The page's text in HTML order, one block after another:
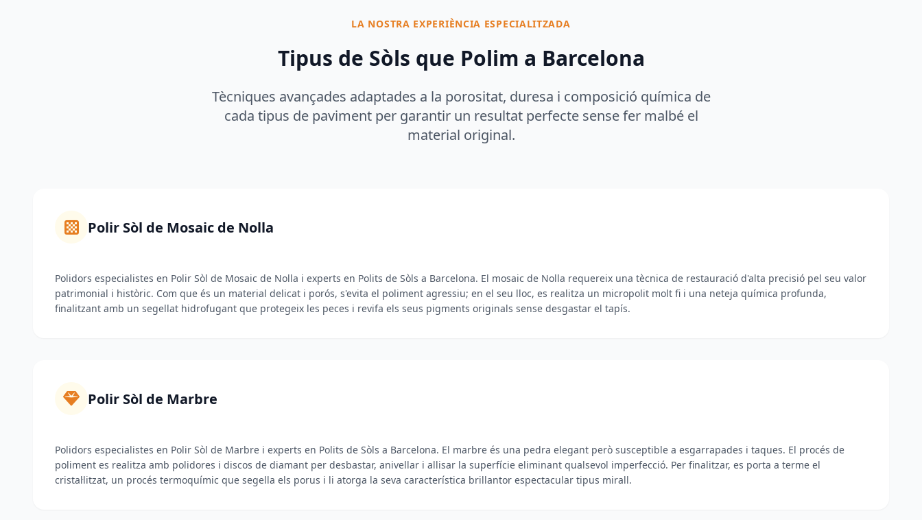
LA NOSTRA EXPERIÈNCIA ESPECIALITZADA
Tipus de Sòls que Polim a Barcelona
Tècniques avançades adaptades a la porositat, duresa i composició química de
cada tipus de paviment per garantir un resultat perfecte sense fer malbé el
material original.
Polir Sòl de Mosaic de Nolla
Polidors especialistes en Polir Sòl de Mosaic de Nolla i experts en Polits de Sòls a Barcelona. El mosaic de Nolla requereix una tècnica de restauració d'alta precisió pel seu valor
patrimonial i històric. Com que és un material delicat i porós, s'evita el poliment agressiu; en el seu lloc, es realitza un micropolit molt fi i una neteja química profunda,
finalitzant amb un segellat hidrofugant que protegeix les peces i revifa els seus pigments originals sense desgastar el tapís.
Polir Sòl de Marbre
Polidors especialistes en Polir Sòl de Marbre i experts en Polits de Sòls a Barcelona. El marbre és una pedra elegant però susceptible a esgarrapades i taques. El procés de
poliment es realitza amb polidores i discos de diamant per desbastar, anivellar i allisar la superfície eliminant qualsevol imperfecció. Per finalitzar, es porta a terme el
cristal·litzat, un procés termoquímic que segella els porus i li atorga la seva característica brillantor espectacular tipus mirall.